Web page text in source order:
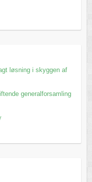
løsning i skyggen af
generalforsamling